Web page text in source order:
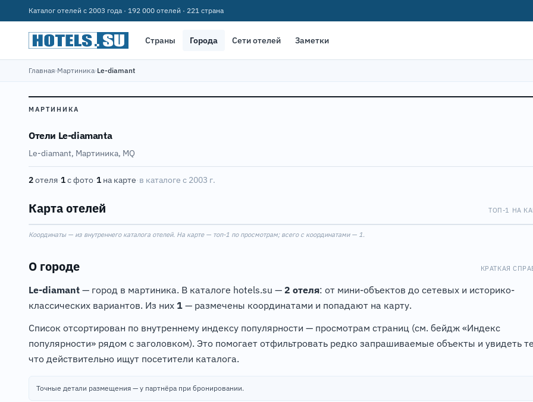
Каталог отелей с 2003 года · 192 000 отелей · 221 страна
Страны Города Сети отелей Заметки
Главная›Мартиника›Le-diamant
МАРТИНИКА
Отели Le-diamantа
Le-diamant, Мартиника, MQ
2отеля·1с фото·1 на карте·в каталоге с 2003 г.
Карта отелей ТОП-1 НА
1
+
Координаты — из внутреннего каталога отелей. На карте — топ-1 по просмотрам; всего с координатами — 1.
О городе КРАТКАЯ
Le-diamant — город в мартиника. В каталоге hotels.su — 2 отеля: от мини-объектов до сетевых и историко-
классических вариантов. Из них 1 — размечены координатами и попадают на карту.
Список отсортирован по внутреннему индексу популярности — просмотрам страниц (см. бейдж «Индекс
популярности» рядом с заголовком). Это помогает отфильтровать редко запрашиваемые объекты и увидеть
что действительно ищут посетители каталога.
Точные детали размещения — у партнёра при бронировании.